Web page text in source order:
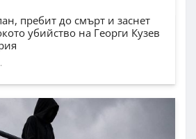
пребит до смърт и заснет
убийство на Георги Кузев